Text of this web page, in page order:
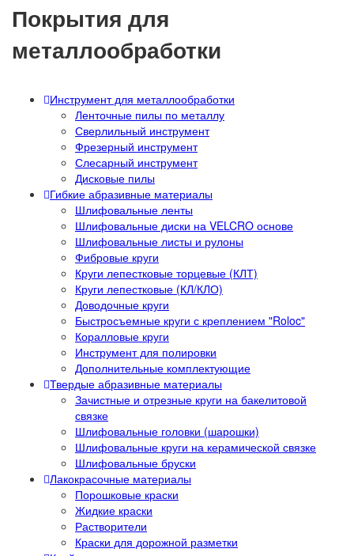
Покрытия для
металлообработки
Инструмент для металлообработки
Ленточные пилы по металлу
Сверлильный инструмент
Фрезерный инструмент
Слесарный инструмент
Дисковые пилы
Гибкие абразивные материалы
Шлифовальные ленты
Шлифовальные диски на VELCRO основе
Шлифовальные листы и рулоны
Фибровые круги
Круги лепестковые торцевые (КЛТ)
Круги лепестковые (КЛ/КЛО)
Доводочные круги
Быстросъемные круги с креплением "Roloc"
Коралловые круги
Инструмент для полировки
Дополнительные комплектующие
Твердые абразивные материалы
Зачистные и отрезные круги на бакелитовой
связке
Шлифовальные головки (шарошки)
Шлифовальные круги на керамической связке
Шлифовальные бруски
Лакокрасочные материалы
Порошковые краски
Жидкие краски
Растворители
Краски для дорожной разметки